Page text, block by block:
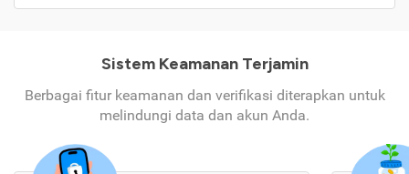
Sistem Keamanan Terjamin
Berbagai fitur keamanan dan verifikasi diterapkan untuk
melindungi data dan akun Anda.